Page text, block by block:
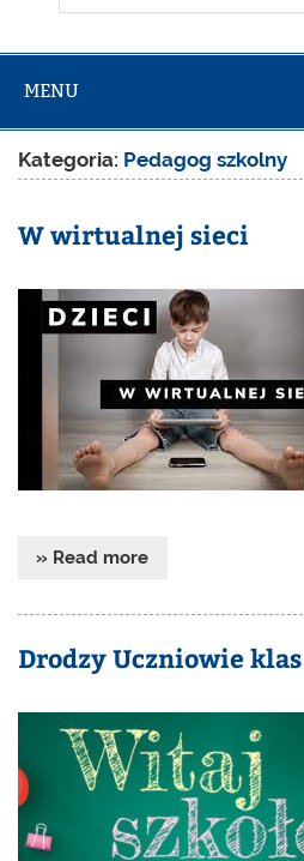
MENU
Kategoria: Pedagog szkolny
W wirtualnej sieci
» Read more
Drodzy Uczniowie